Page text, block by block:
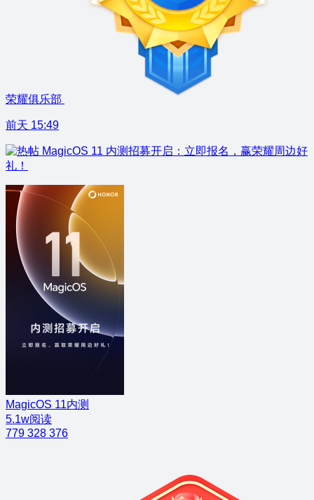
荣耀俱乐部
前天 15:49
MagicOS 11 内测招募开启：立即报名，赢荣耀周边好
礼！
MagicOS 11内测
5.1w阅读
779 328 376